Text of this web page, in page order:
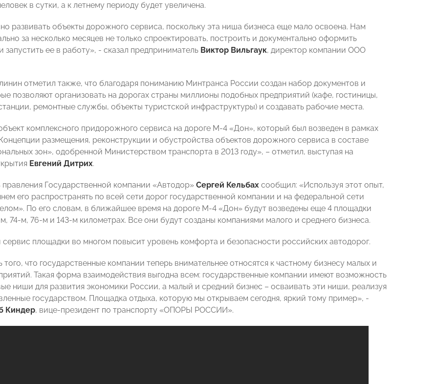
в сутки, а к летнему периоду будет увеличена.
развивать объекты дорожного сервиса, поскольку эта ниша бизнеса еще мало освоена. Нам
за несколько месяцев не только спроектировать, построить и документально оформить
запустить ее в работу», - сказал предприниматель Виктор Вильгаук, директор компании ООО
отметил также, что благодаря пониманию Минтранса России создан набор документов и
позволяют организовать на дорогах страны миллионы подобных предприятий (кафе, гостиницы,
ремонтные службы, объекты туристской инфраструктуры) и создавать рабочие места.
комплексного придорожного сервиса на дороге М-4 «Дон», который был возведен в рамках
размещения, реконструкции и обустройства объектов дорожного сервиса в составе
зон», одобренной Министерством транспорта в 2013 году», – отметил, выступая на
Евгений Дитрих.
правления Государственной компании «Автодор» Сергей Кельбах сообщил: «Используя этот опыт,
его распространять по всей сети дорог государственной компании и на федеральной сети
По его словам, в ближайшее время на дороге М-4 «Дон» будут возведены еще 4 площадки
74-м, 76-м и 143-м километрах. Все они будут созданы компаниями малого и среднего бизнеса.
сервис площадки во многом повысит уровень комфорта и безопасности российских автодорог.
что государственные компании теперь внимательнее относятся к частному бизнесу малых и
Такая форма взаимодействия выгодна всем: государственные компании имеют возможность
ниши для развития экономики России, а малый и средний бизнес – осваивать эти ниши, реализуя
государством. Площадка отдыха, которую мы открываем сегодня, яркий тому пример», -
Киндер, вице-президент по транспорту «ОПОРЫ РОССИИ».